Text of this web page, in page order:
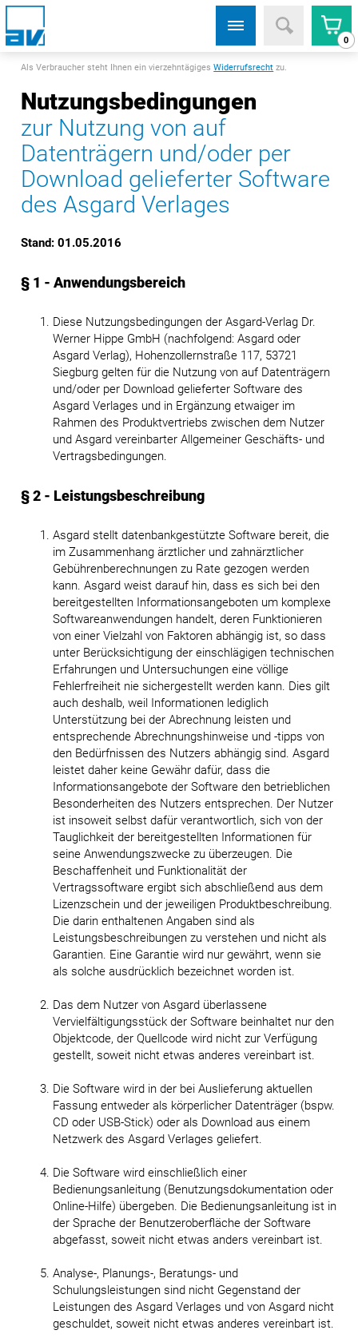
0
Als Verbraucher steht Ihnen ein vierzehntägigesWiderrufsrecht zu.
Nutzungsbedingungen
zur Nutzung von auf
Datenträgern und/oder per
Download gelieferter Software
des Asgard Verlages
Stand: 01.05.2016
§ 1 - Anwendungsbereich
Diese Nutzungsbedingungen der Asgard-Verlag Dr.
Werner Hippe GmbH (nachfolgend: Asgard oder
Asgard Verlag), Hohenzollernstraße 117, 53721
Siegburg gelten für die Nutzung von auf Datenträgern
und/oder per Download gelieferter Software des
Asgard Verlages und in Ergänzung etwaiger im
Rahmen des Produktvertriebs zwischen dem Nutzer
und Asgard vereinbarter Allgemeiner Geschäfts- und
Vertragsbedingungen.
§ 2 - Leistungsbeschreibung
Asgard stellt datenbankgestützte Software bereit, die
im Zusammenhang ärztlicher und zahnärztlicher
Gebührenberechnungen zu Rate gezogen werden
kann. Asgard weist darauf hin, dass es sich bei den
bereitgestellten Informationsangeboten um komplexe
Softwareanwendungen handelt, deren Funktionieren
von einer Vielzahl von Faktoren abhängig ist, so dass
unter Berücksichtigung der einschlägigen technischen
Erfahrungen und Untersuchungen eine völlige
Fehlerfreiheit nie sichergestellt werden kann. Dies gilt
auch deshalb, weil Informationen lediglich
Unterstützung bei der Abrechnung leisten und
entsprechende Abrechnungshinweise und -tipps von
den Bedürfnissen des Nutzers abhängig sind. Asgard
leistet daher keine Gewähr dafür, dass die
Informationsangebote der Software den betrieblichen
Besonderheiten des Nutzers entsprechen. Der Nutzer
ist insoweit selbst dafür verantwortlich, sich von der
Tauglichkeit der bereitgestellten Informationen für
seine Anwendungszwecke zu überzeugen. Die
Beschaffenheit und Funktionalität der
Vertragssoftware ergibt sich abschließend aus dem
Lizenzschein und der jeweiligen Produktbeschreibung.
Die darin enthaltenen Angaben sind als
Leistungsbeschreibungen zu verstehen und nicht als
Garantien. Eine Garantie wird nur gewährt, wenn sie
als solche ausdrücklich bezeichnet worden ist.
Das dem Nutzer von Asgard überlassene
Vervielfältigungsstück der Software beinhaltet nur den
Objektcode, der Quellcode wird nicht zur Verfügung
gestellt, soweit nicht etwas anderes vereinbart ist.
Die Software wird in der bei Auslieferung aktuellen
Fassung entweder als körperlicher Datenträger (bspw.
CD oder USB-Stick) oder als Download aus einem
Netzwerk des Asgard Verlages geliefert.
Die Software wird einschließlich einer
Bedienungsanleitung (Benutzungsdokumentation oder
Online-Hilfe) übergeben. Die Bedienungsanleitung ist in
der Sprache der Benutzeroberfläche der Software
abgefasst, soweit nicht etwas anders vereinbart ist.
Analyse-, Planungs-, Beratungs- und
Schulungsleistungen sind nicht Gegenstand der
Leistungen des Asgard Verlages und von Asgard nicht
geschuldet, soweit nicht etwas anderes vereinbart ist.